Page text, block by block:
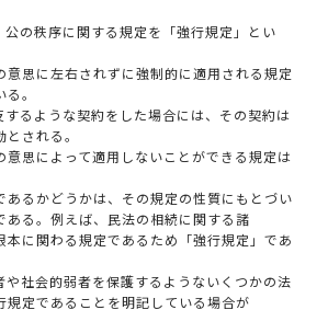
公の秩序に関する規定を「強行規定」とい
意思に左右されずに強制的に適用される規定
。
するような契約をした場合には、その契約は
される。
意思によって適用しないことができる規定は
あるかどうかは、その規定の性質にもとづい
ある。例えば、民法の相続に関する諸
本に関わる規定であるため「強行規定」であ
や社会的弱者を保護するようないくつかの法
規定であることを明記している場合が